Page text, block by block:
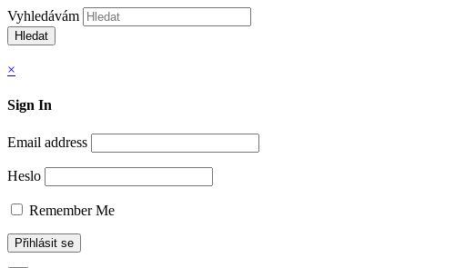
Vyhledávám
Hledat
×
Sign In
Email address
Heslo
Remember Me